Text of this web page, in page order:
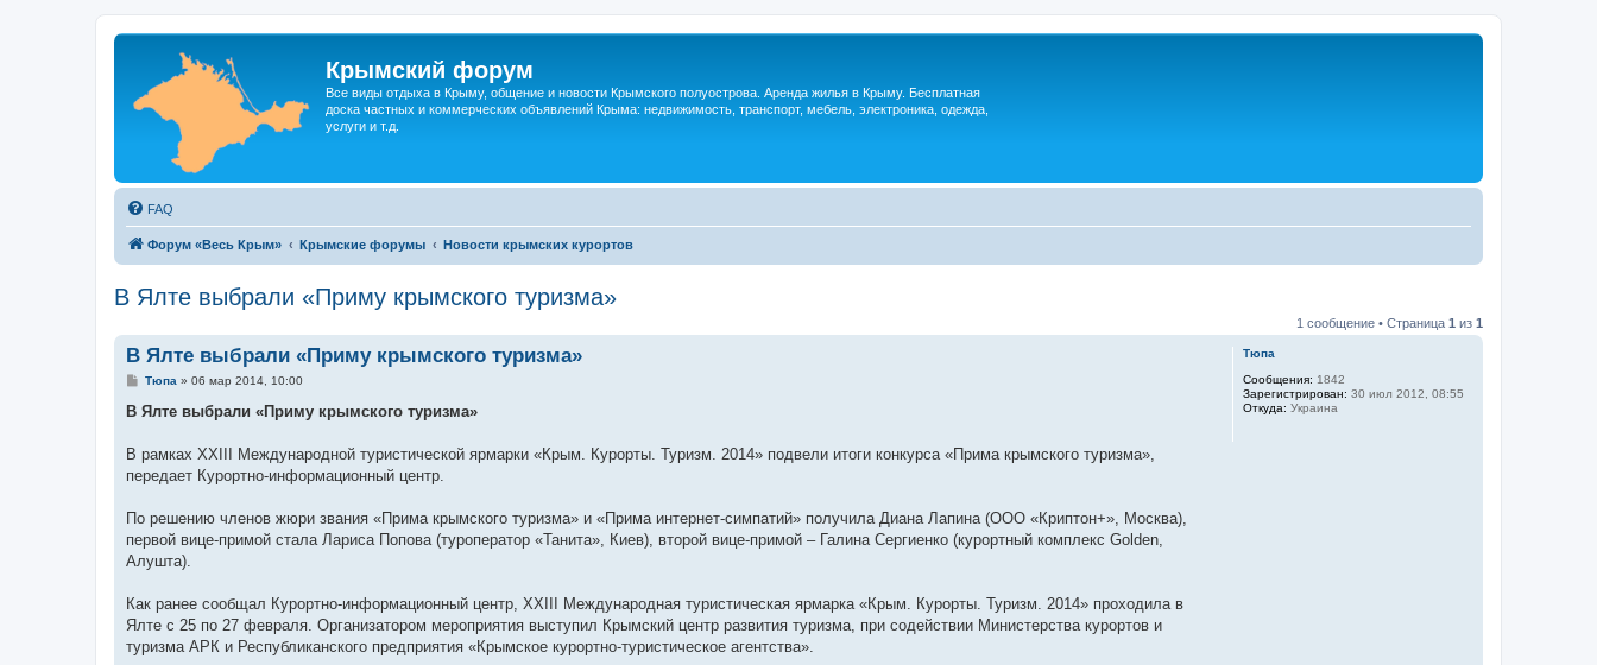
Крымский форум
Все виды отдыха в Крыму, общение и новости Крымского полуострова. Аренда жилья в Крыму. Бесплатная
доска частных и коммерческих объявлений Крыма: недвижимость, транспорт, мебель, электроника, одежда,
услуги и т.д.
FAQ
Форум «Весь Крым» Крымские форумы Новости крымских курортов
В Ялте выбрали «Приму крымского туризма»
1 сообщение • Страница 1 из 1
Тюпа
Сообщения: 1842
Зарегистрирован: 30 июл 2012, 08:55
Откуда: Украина
В Ялте выбрали «Приму крымского туризма»
С
о
е
н
и
Тюпа » 06 мар 2014, 10:00
В Ялте выбрали «Приму крымского туризма»
В рамках XXIII Международной туристической ярмарки «Крым. Курорты. Туризм. 2014» подвели итоги конкурса «Прима крымского туризма»,
передает Курортно-информационный центр.
По решению членов жюри звания «Прима крымского туризма» и «Прима интернет-симпатий» получила Диана Лапина (ООО «Криптон+», Москва),
первой вице-примой стала Лариса Попова (туроператор «Танита», Киев), второй вице-примой – Галина Сергиенко (курортный комплекс Golden,
Алушта).
Как ранее сообщал Курортно-информационный центр, XXIII Международная туристическая ярмарка «Крым. Курорты. Туризм. 2014» проходила в
Ялте с 25 по 27 февраля. Организатором мероприятия выступил Крымский центр развития туризма, при содействии Министерства курортов и
туризма АРК и Республиканского предприятия «Крымское курортно-туристическое агентства».